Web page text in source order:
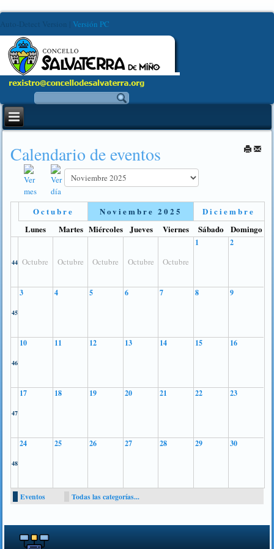
Auto-Detect Version Versión PC
Calendario de eventos
Octubre Noviembre 2025
Diciembre
Lunes
Martes Miércoles Jueves Viernes Sábado Domingo
44 Octubre Octubre Octubre Octubre Octubre
1 2
45
3 4 5 6 7 8 9
46
10 11 12 13 14 15 16
47
17 18 19 20 21 22 23
48
24 25 26 27 28 29 30
Eventos Todas las categorías...